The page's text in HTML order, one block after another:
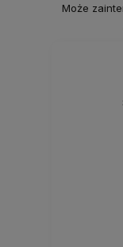
Może